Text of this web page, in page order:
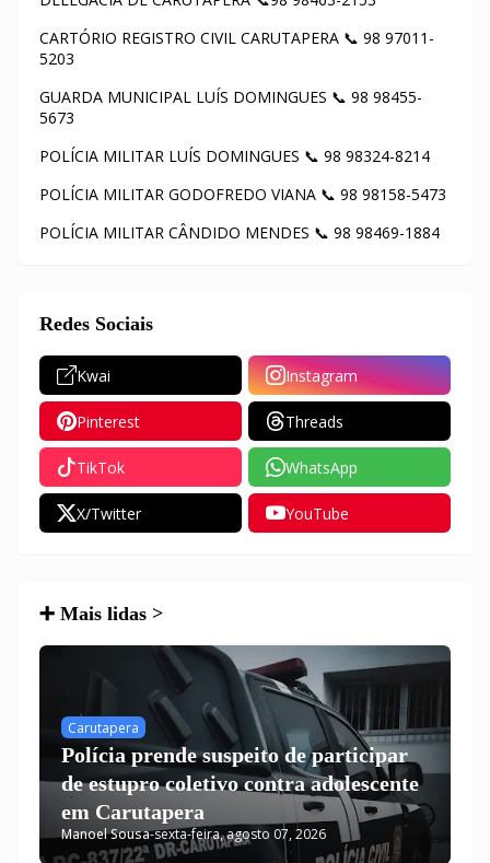
CARTÓRIO REGISTRO CIVIL CARUTAPERA 📞 98 97011-
5203
GUARDA MUNICIPAL LUÍS DOMINGUES 📞 98 98455-
5673
POLÍCIA MILITAR LUÍS DOMINGUES 📞 98 98324-8214
POLÍCIA MILITAR GODOFREDO VIANA 📞 98 98158-5473
POLÍCIA MILITAR CÂNDIDO MENDES 📞 98 98469-1884
Redes Sociais
Kwai Instagram
Pinterest Threads
TikTok WhatsApp
X/Twitter YouTube
➕ Mais lidas >
Carutapera
Polícia prende suspeito de participar
de estupro coletivo contra adolescente
em Carutapera
Manoel Sousa-sexta-feira, agosto 07, 2026